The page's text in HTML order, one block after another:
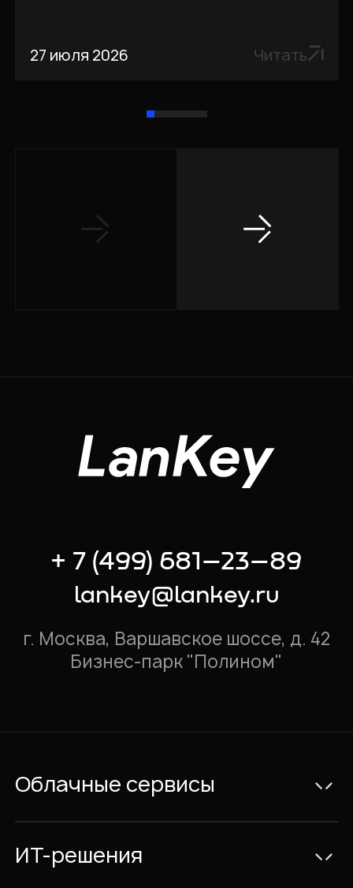
27 июля 2026 Читать
г. Москва, Варшавское шоссе, д. 42
Бизнес-парк "Полином"
+ 7 (499) 681–23–89
lankey@lankey.ru
Облачные сервисы
Видеоконференции и IP-телефония
ИТ-решения